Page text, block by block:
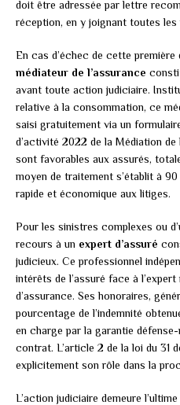
doit être adressée par lettre
réception, en y joignant toutes
En cas d’échec de cette première
médiateur de l’assurance
avant toute action judiciaire.
relative à la consommation, ce
saisi gratuitement via un
d’activité 2022 de la Médiation de
sont favorables aux assurés,
moyen de traitement s’établit à
rapide et économique aux litiges.
Pour les sinistres complexes ou
recours à un expert d’assuré
judicieux. Ce professionnel
intérêts de l’assuré face à
d’assurance. Ses honoraires,
pourcentage de l’indemnité
en charge par la garantie
contrat. L’article 2 de la loi du 31
explicitement son rôle dans la
L’action judiciaire demeure